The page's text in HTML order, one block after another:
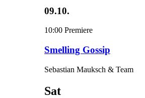
09.10.
10:00 Premiere
Smelling Gossip
Sebastian Mauksch & Team
Sat